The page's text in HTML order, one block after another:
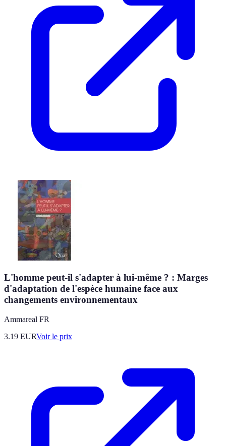
L'homme peut-il s'adapter à lui-même ? : Marges
d'adaptation de l'espèce humaine face aux
changements environnementaux
Ammareal FR
3.19 EURVoir le prix